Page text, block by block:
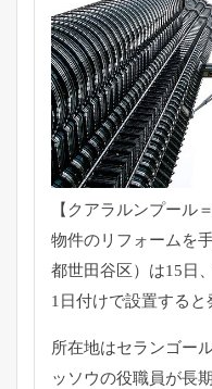
【クアラルンプー
物件のリフォームを
都世田谷区）は15日
1日付けで設置すると
所在地はセランゴー
ッソウの役職員が長